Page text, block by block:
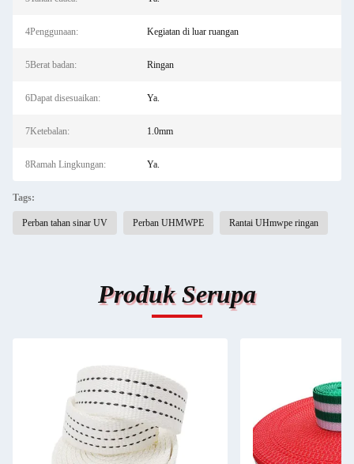
4Penggunaan: Kegiatan di luar ruangan
5Berat badan: Ringan
6Dapat disesuaikan: Ya.
7Ketebalan: 1.0mm
8Ramah Lingkungan: Ya.
Tags:
Perban tahan sinar UV Perban UHMWPE Rantai UHmwpe ringan
Produk Serupa